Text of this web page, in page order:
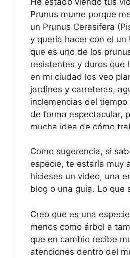
Prunus mume porque
un Prunus Cerasifera
y quería hacer con el un
que es uno de los
resistentes y duros que
en mi ciudad los veo
jardines y carreteras,
inclemencias del
de forma espectacular,
mucha idea de cómo
Como sugerencia, si
especie, te estaría muy
hicieses un video, una
blog o una guia. Lo que
Creo que es una
menos como árbol a
que en cambio recibe
atenciones dentro del